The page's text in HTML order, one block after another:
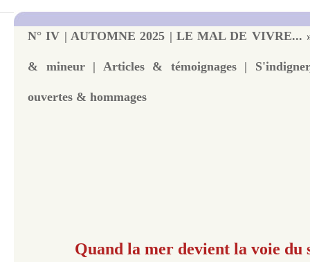
N° IV | AUTOMNE 2025 | LE MAL DE VIVRE...
& mineur | Articles & témoignages |
ouvertes & hommages
Quand la mer devient la voie du